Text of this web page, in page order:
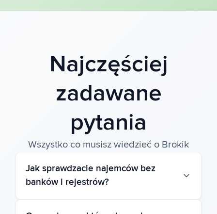
Najczęściej
zadawane
pytania
Wszystko co musisz wiedzieć o Brokik
Jak sprawdzacie najemców bez
banków i rejestrów?